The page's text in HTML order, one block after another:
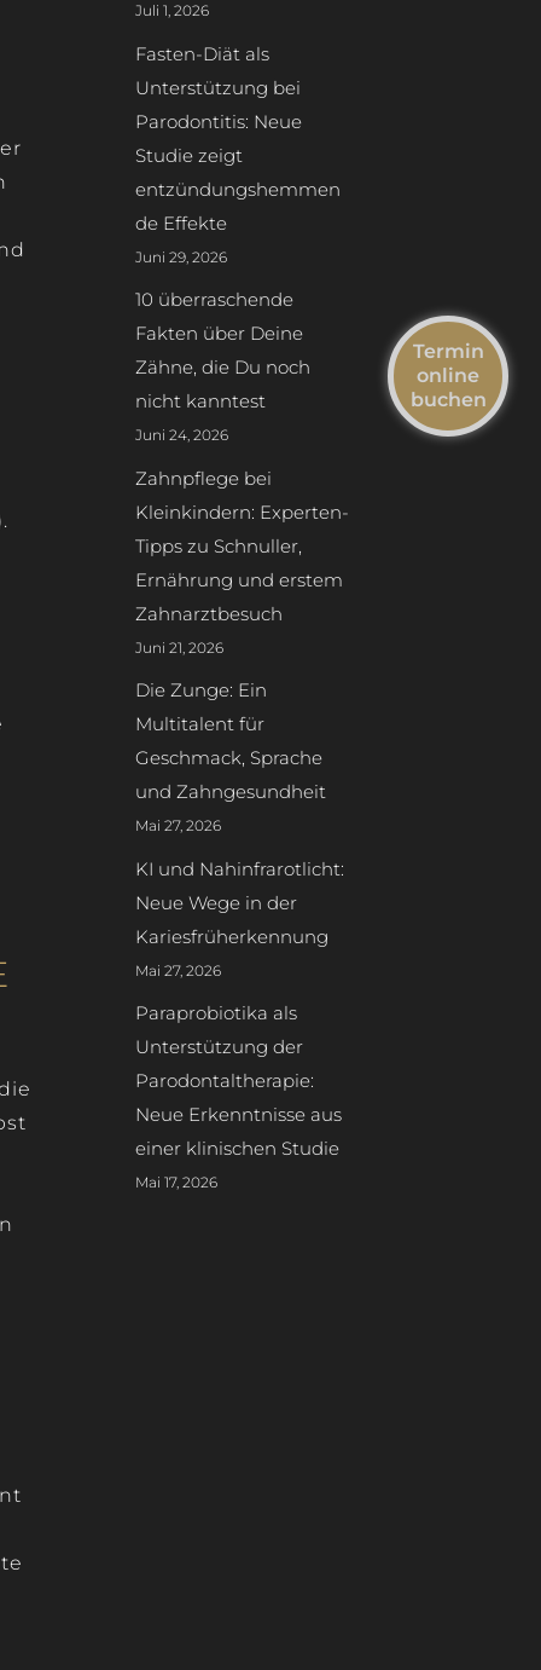
Juli 1, 2026
Fasten-Diät als
Unterstützung bei
Parodontitis: Neue
Studie zeigt
entzündungshemmen
de Effekte
Juni 29, 2026
10 überraschende
Fakten über Deine
Zähne, die Du noch
nicht kanntest
Juni 24, 2026
Zahnpflege bei
Kleinkindern: Experten-
Tipps zu Schnuller,
Ernährung und erstem
Zahnarztbesuch
Juni 21, 2026
Die Zunge: Ein
Multitalent für
Geschmack, Sprache
und Zahngesundheit
Mai 27, 2026
KI und Nahinfrarotlicht:
Neue Wege in der
Kariesfrüherkennung
Mai 27, 2026
Paraprobiotika als
Unterstützung der
Parodontaltherapie:
Neue Erkenntnisse aus
einer klinischen Studie
Mai 17, 2026
Termin
online
buchen